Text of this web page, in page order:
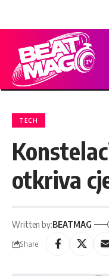
TECH
otkriva
Written by:BEATMAG
Share